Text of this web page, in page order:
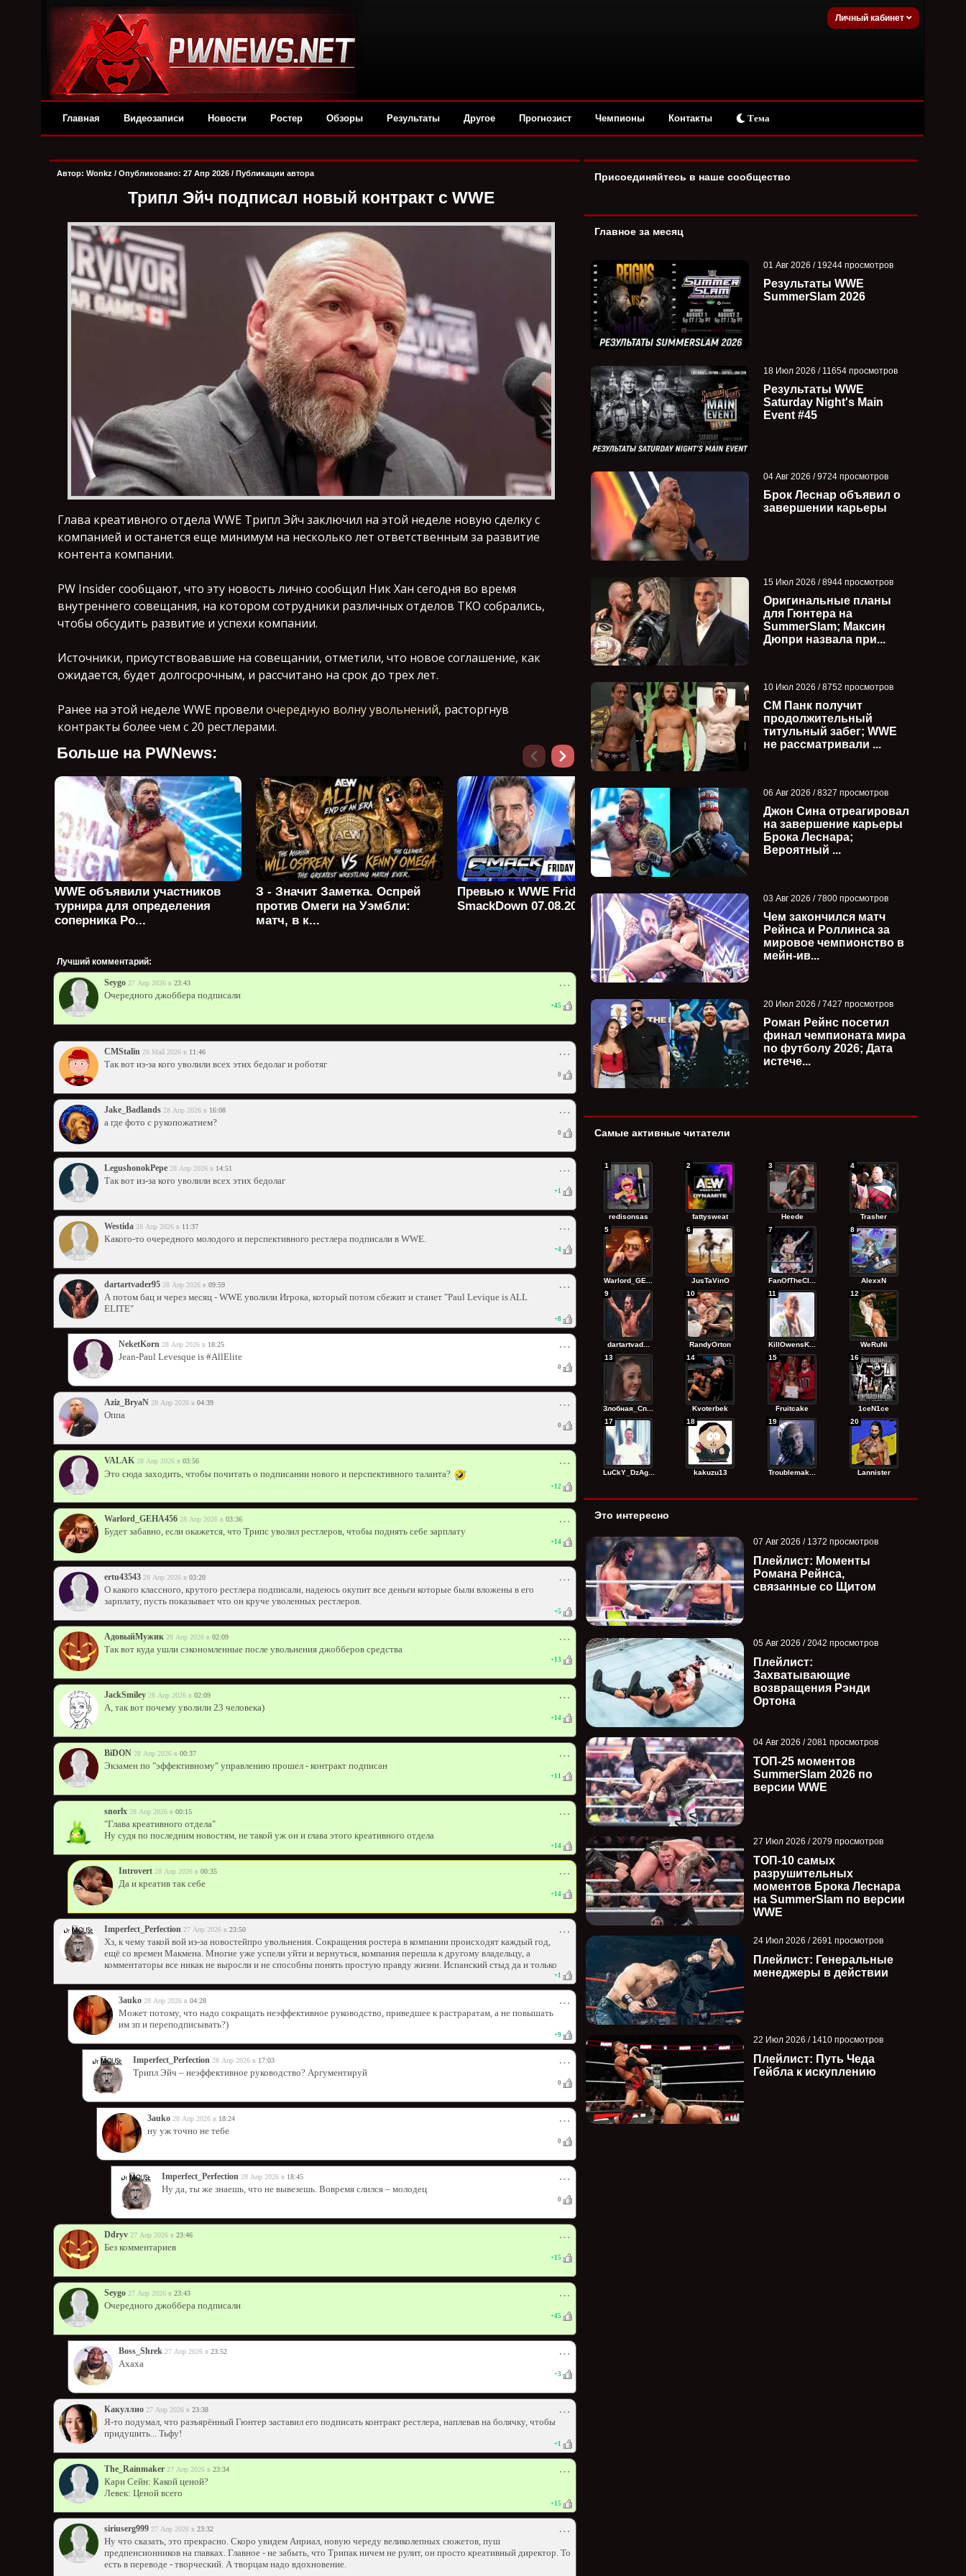
Личный кабинет
Главная Видеозаписи Новости Ростер Обзоры Результаты Другое Прогнозист Чемпионы Контакты Тема
Автор: Wonkz / Опубликовано: 27 Апр 2026 / Публикации автора
Трипл Эйч подписал новый контракт с WWE
Глава креативного отдела WWE Трипл Эйч заключил на этой неделе новую сделку с
компанией и останется еще минимум на несколько лет ответственным за развитие
контента компании.
PW Insider сообщают, что эту новость лично сообщил Ник Хан сегодня во время
внутреннего совещания, на котором сотрудники различных отделов TKO собрались,
чтобы обсудить развитие и успехи компании.
Источники, присутствовавшие на совещании, отметили, что новое соглашение, как
ожидается, будет долгосрочным, и рассчитано на срок до трех лет.
Ранее на этой неделе WWE провели очередную волну увольнений, расторгнув
контракты более чем с 20 рестлерами.
Больше на PWNews:
WWE объявили участников
турнира для определения
соперника Ро...
З - Значит Заметка. Оспрей
против Омеги на Уэмбли:
матч, в к...
Превью к WWE Friday Night
SmackDown 07.08.2026
WWE готовят замену для
Романа Рейнса в качестве
лица компани...
Grand Slam
CMLL x ...
Лучший комментарий:
Seygo 27 Апр 2026 в 23:43 ⋯
Очередного джоббера подписали
+45
CMStalin 26 Май 2026 в 11:46 ⋯
Так вот из-за кого уволили всех этих бедолаг и роботяг
0
Jake_Badlands 28 Апр 2026 в 16:08 ⋯
а где фото с рукопожатием?
0
LegushonokPepe 28 Апр 2026 в 14:51 ⋯
Так вот из-за кого уволили всех этих бедолаг
+1
Westida 28 Апр 2026 в 11:37 ⋯
Какого-то очередного молодого и перспективного рестлера подписали в WWE.
+4
dartartvader95 28 Апр 2026 в 09:59 ⋯
А потом бац и через месяц - WWE уволили Игрока, который потом сбежит и станет "Paul Levique is ALL
ELITE"
+8
NeketKorn 28 Апр 2026 в 18:25 ⋯
Jean-Paul Levesque is #AllElite
0
Aziz_BryaN 28 Апр 2026 в 04:39 ⋯
Оппа
0
VALAK 28 Апр 2026 в 03:56 ⋯
Это сюда заходить, чтобы почитать о подписании нового и перспективного таланта?
+12
Warlord_GEHA456 28 Апр 2026 в 03:36 ⋯
Будет забавно, если окажется, что Трипс уволил рестлеров, чтобы поднять себе зарплату
+14
ertu43543 28 Апр 2026 в 03:20 ⋯
О какого классного, крутого рестлера подписали, надеюсь окупит все деньги которые были вложены в его
зарплату, пусть показывает что он круче уволенных рестлеров.
+5
АдовыйМужик 28 Апр 2026 в 02:09 ⋯
Так вот куда ушли сэкономленные после увольнения джобберов средства
+13
JackSmiley 28 Апр 2026 в 02:09 ⋯
А, так вот почему уволили 23 человека)
+14
BiDON 28 Апр 2026 в 00:37 ⋯
Экзамен по "эффективному" управлению прошел - контракт подписан
+11
snorlx 28 Апр 2026 в 00:15 ⋯
"Глава креативного отдела"
Ну судя по последним новостям, не такой уж он и глава этого креативного отдела
+14
Introvert 28 Апр 2026 в 00:35 ⋯
Да и креатив так себе
+14
Imperfect_Perfection 27 Апр 2026 в 23:50 ⋯
Хз, к чему такой вой из-за новостейпро увольнения. Сокращения ростера в компании происходят каждый год,
ещё со времен Макмена. Многие уже успели уйти и вернуться, компания перешла к другому владельцу, а
комментаторы все никак не выросли и не способны понять простую правду жизни. Испанский стыд да и только
+1
3auko 28 Апр 2026 в 04:28 ⋯
Может потому, что надо сокращать неэффективное руководство, приведшее к растраратам, а не повышать
им зп и переподписывать?)
+9
Imperfect_Perfection 28 Апр 2026 в 17:03 ⋯
Трипл Эйч – неэффективное руководство? Аргументируй
0
3auko 28 Апр 2026 в 18:24 ⋯
ну уж точно не тебе
0
Imperfect_Perfection 28 Апр 2026 в 18:45 ⋯
Ну да, ты же знаешь, что не вывезешь. Вовремя слился – молодец
0
Ddryv 27 Апр 2026 в 23:46 ⋯
Без комментариев
+15
Seygo 27 Апр 2026 в 23:43 ⋯
Очередного джоббера подписали
+45
Boss_Shrek 27 Апр 2026 в 23:52 ⋯
Ахаха
+3
Какуллио 27 Апр 2026 в 23:38 ⋯
Я-то подумал, что разъярённый Гюнтер заставил его подписать контракт рестлера, наплевав на болячку, чтобы
придушить... Тьфу!
+1
The_Rainmaker 27 Апр 2026 в 23:34 ⋯
Кари Сейн: Какой ценой?
Левек: Ценой всего
+15
siriuserg999 27 Апр 2026 в 23:32 ⋯
Ну что сказать, это прекрасно. Скоро увидем Анриал, новую череду великолепных сюжетов, пуш
предпенсионников на главках. Главное - не забыть, что Трипак ничем не рулит, он просто креативный директор. То
есть в переводе - творческий. А творцам надо вдохновение.
Присоединяйтесь в наше сообщество
Главное за месяц
01 Авг 2026 / 19244 просмотров
Результаты WWE
SummerSlam 2026
18 Июл 2026 / 11654 просмотров
Результаты WWE
Saturday Night's Main
Event #45
04 Авг 2026 / 9724 просмотров
Брок Леснар объявил о
завершении карьеры
15 Июл 2026 / 8944 просмотров
Оригинальные планы
для Гюнтера на
SummerSlam; Максин
Дюпри назвала при...
10 Июл 2026 / 8752 просмотров
СМ Панк получит
продолжительный
титульный забег; WWE
не рассматривали ...
06 Авг 2026 / 8327 просмотров
Джон Сина отреагировал
на завершение карьеры
Брока Леснара;
Вероятный ...
03 Авг 2026 / 7800 просмотров
Чем закончился матч
Рейнса и Роллинса за
мировое чемпионство в
мейн-ив...
20 Июл 2026 / 7427 просмотров
Роман Рейнс посетил
финал чемпионата мира
по футболу 2026; Дата
истече...
Самые активные читатели
redisonsas
1
fattysweat
2
Heede
3
Trasher
4
Warlord_GE...
5
JusTaVinO
6
FanOfTheCl...
7
AlexxN
8
dartartvad...
9
RandyОrton
10
KillOwensK...
11
WeRuNi
12
Злобная_Сп...
13
Kvoterbek
14
Fruitcake
15
1ceN1ce
16
LuCkY_DzAg...
17
kakuzu13
18
Troublemak...
19
Lannister
20
Это интересно
07 Авг 2026 / 1372 просмотров
Плейлист: Моменты
Романа Рейнса,
связанные со Щитом
05 Авг 2026 / 2042 просмотров
Плейлист:
Захватывающие
возвращения Рэнди
Ортона
04 Авг 2026 / 2081 просмотров
ТОП-25 моментов
SummerSlam 2026 по
версии WWE
27 Июл 2026 / 2079 просмотров
ТОП-10 самых
разрушительных
моментов Брока Леснара
на SummerSlam по версии
WWE
24 Июл 2026 / 2691 просмотров
Плейлист: Генеральные
менеджеры в действии
22 Июл 2026 / 1410 просмотров
Плейлист: Путь Чеда
Гейбла к искуплению